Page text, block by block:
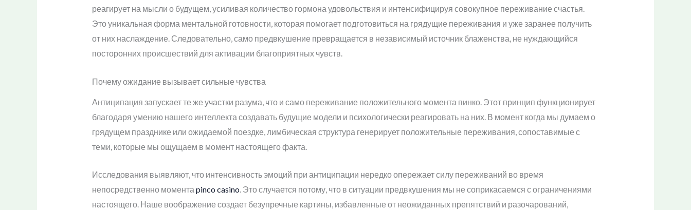
реагирует на мысли о будущем, усиливая количество гормона удовольствия и интенсифицируя совокупное переживание счастья.
Это уникальная форма ментальной готовности, которая помогает подготовиться на грядущие переживания и уже заранее получить
от них наслаждение. Следовательно, само предвкушение превращается в независимый источник блаженства, не нуждающийся
посторонних происшествий для активации благоприятных чувств.
Почему ожидание вызывает сильные чувства
Антиципация запускает те же участки разума, что и само переживание положительного момента пинко. Этот принцип функционирует
благодаря умению нашего интеллекта создавать будущие модели и психологически реагировать на них. В момент когда мы думаем о
грядущем празднике или ожидаемой поездке, лимбическая структура генерирует положительные переживания, сопоставимые с
теми, которые мы ощущаем в момент настоящего факта.
Исследования выявляют, что интенсивность эмоций при антиципации нередко опережает силу переживаний во время
непосредственно момента pinco casino. Это случается потому, что в ситуации предвкушения мы не соприкасаемся с ограничениями
настоящего. Наше воображение создает безупречные картины, избавленные от неожиданных препятствий и разочарований,